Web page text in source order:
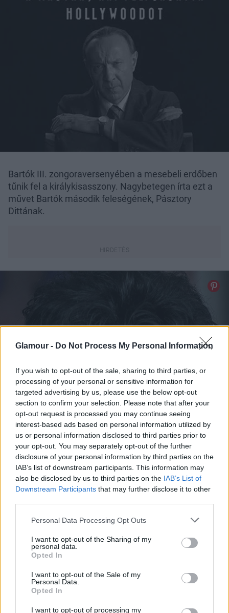
Glamour - Do Not Process My Personal Information
If you wish to opt-out of the sale, sharing to third parties, or
processing of your personal or sensitive information for
targeted advertising by us, please use the below opt-out
section to confirm your selection. Please note that after your
opt-out request is processed you may continue seeing
interest-based ads based on personal information utilized by
us or personal information disclosed to third parties prior to
your opt-out. You may separately opt-out of the further
disclosure of your personal information by third parties on the
IAB’s list of downstream participants. This information may
also be disclosed by us to third parties on the IAB’s List of
Downstream Participants that may further disclose it to other
Please note that this website/app uses one or more Google
not limited to your visit or usage behaviour. You may click to
grant or deny consent to Google and its third-party tags to
use your data for below specified purposes in below Google
consent section.
Personal Data Processing Opt Outs
I want to opt-out of the Sharing of my
personal data.
Opted In
I want to opt-out of the Sale of my
Personal Data.
Opted In
I want to opt-out of processing my
Bartók III. zongoraversenyében a mesebeli erdőben
tűnik fel a királykisasszony. Nagybetegen írta ezt a
művet Bartók második feleségének, Pásztory
Dittának.